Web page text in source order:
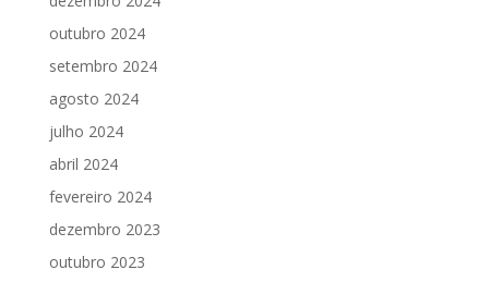
outubro 2024
setembro 2024
agosto 2024
julho 2024
abril 2024
fevereiro 2024
dezembro 2023
outubro 2023